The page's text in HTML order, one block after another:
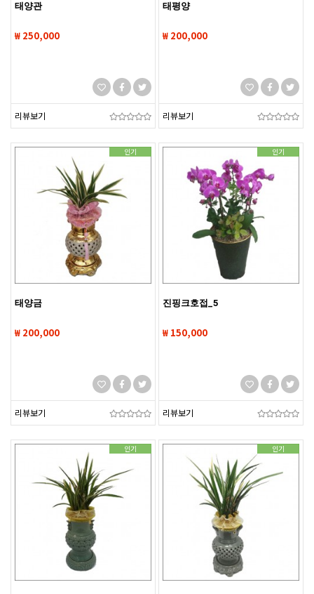
태양관
₩ 250,000
리뷰보기
태평양
₩ 200,000
리뷰보기
인기
태양금
₩ 200,000
리뷰보기
인기
진핑크호접_5
₩ 150,000
리뷰보기
인기 인기